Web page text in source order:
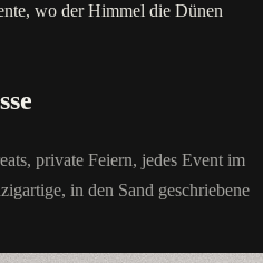
wo der Himmel die Dünen
private Feiern, jedes Event im
in den Sand geschriebene